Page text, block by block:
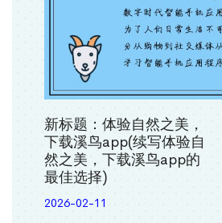
新标题：体验自然之美，
下载溪鸟app(续写体验自
然之美，下载溪鸟app的
最佳选择)
2026-02-11